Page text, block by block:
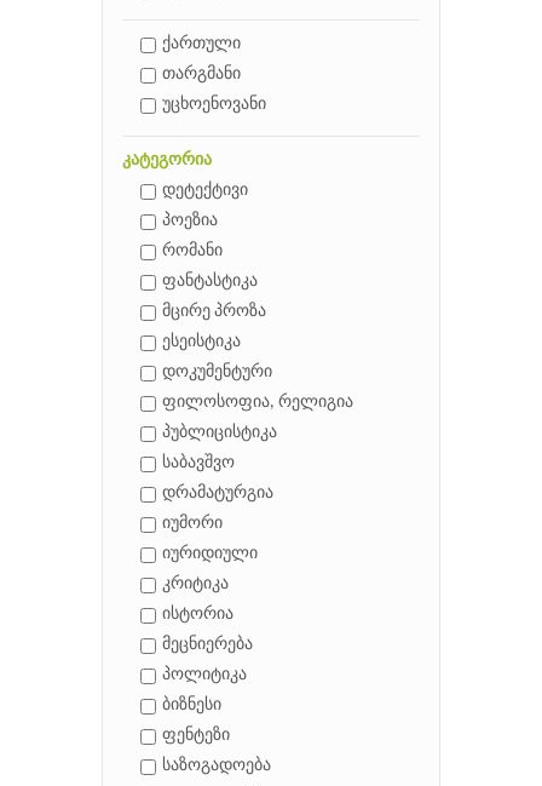
ქართული
თარგმანი
უცხოენოვანი
კატეგორია
დეტექტივი
პოეზია
რომანი
ფანტასტიკა
მცირე პროზა
ესეისტიკა
დოკუმენტური
ფილოსოფია, რელიგია
პუბლიცისტიკა
საბავშვო
დრამატურგია
იუმორი
იურიდიული
კრიტიკა
ისტორია
მეცნიერება
პოლიტიკა
ბიზნესი
ფენტეზი
საზოგადოება